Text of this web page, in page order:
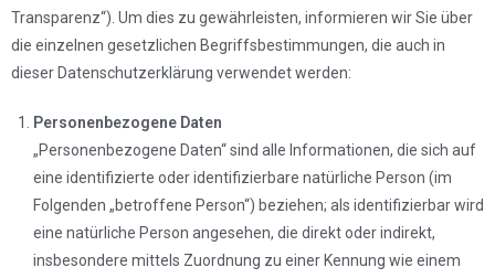
Transparenz“). Um dies zu gewährleisten, informieren wir Sie über
die einzelnen gesetzlichen Begriffsbestimmungen, die auch in
dieser Datenschutzerklärung verwendet werden:
Personenbezogene Daten
„Personenbezogene Daten“ sind alle Informationen, die sich auf
eine identifizierte oder identifizierbare natürliche Person (im
Folgenden „betroffene Person“) beziehen; als identifizierbar wird
eine natürliche Person angesehen, die direkt oder indirekt,
insbesondere mittels Zuordnung zu einer Kennung wie einem